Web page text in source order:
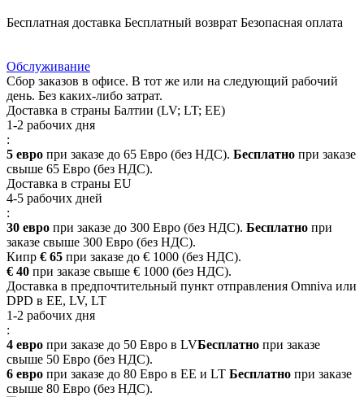
Бесплатная доставка Бесплатный возврат Безопасная оплата
Обслуживание
Сбор заказов в офисе. В тот же или на следующий рабочий
день. Без каких-либо затрат.
Доставка в страны Балтии (LV; LT; EE)
1-2 рабочих дня
:
5 евро при заказе до 65 Евро (без НДС). Бесплатно при заказе
свыше 65 Евро (без НДС).
Доставка в страны EU
4-5 рабочих дней
:
30 евро при заказе до 300 Евро (без НДС). Бесплатно при
заказе свыше 300 Евро (без НДС).
Кипр € 65 при заказе до € 1000 (без НДС).
€ 40 при заказе свыше € 1000 (без НДС).
Доставка в предпочтительный пункт отправления Omniva или
DPD в EE, LV, LT
1-2 рабочих дня
:
4 евро при заказе до 50 Евро в LVБесплатно при заказе
свыше 50 Евро (без НДС).
6 евро при заказе до 80 Евро в EE и LT Бесплатно при заказе
свыше 80 Евро (без НДС).